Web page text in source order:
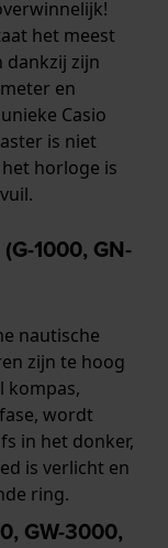
het meest
zijn
en
Casio
is niet
horloge is
1000, GN-
nautische
zijn te hoog
kompas,
wordt
in het donker,
is verlicht en
ring.
GW-3000,